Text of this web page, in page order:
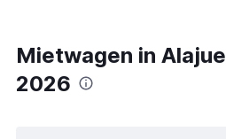
Mietwagen in
2026